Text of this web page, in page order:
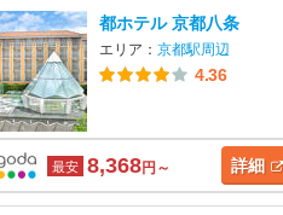
都ホテル 京都八条
エリア： 京都駅周辺
4.36
最安 8,368円～ 詳細